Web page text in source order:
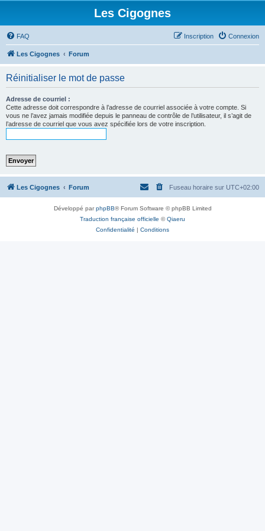
Les Cigognes
FAQ Connexion
Inscription
Les Cigognes Forum
Réinitialiser le mot de passe
Adresse de courriel :
Cette adresse doit correspondre à l’adresse de courriel associée à votre compte. Si
vous ne l’avez jamais modifiée depuis le panneau de contrôle de l’utilisateur, il s’agit de
l’adresse de courriel que vous avez spécifiée lors de votre inscription.
Les Cigognes Forum Fuseau horaire sur UTC+02:00
Développé parphpBB® Forum Software © phpBB Limited
Traduction française officielle ©Qiaeru
Confidentialité | Conditions